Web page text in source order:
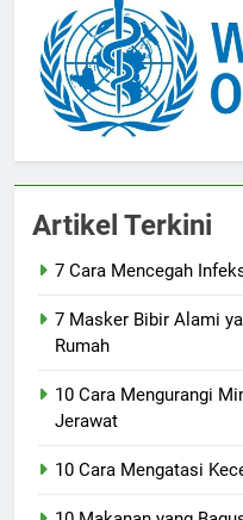
Artikel Terkini
7 Cara Mencegah
7 Masker Bibir Alami
Rumah
10 Cara Mengurangi
Jerawat
10 Cara Mengatasi